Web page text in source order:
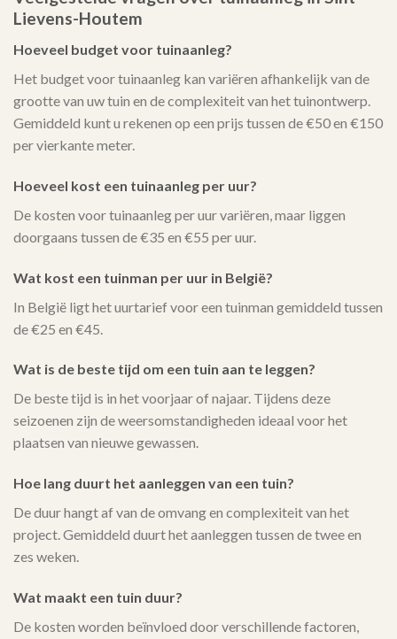
Lievens-Houtem
Hoeveel budget voor tuinaanleg?
Het budget voor tuinaanleg kan variëren afhankelijk van de
grootte van uw tuin en de complexiteit van het tuinontwerp.
Gemiddeld kunt u rekenen op een prijs tussen de €50 en €150
per vierkante meter.
Hoeveel kost een tuinaanleg per uur?
De kosten voor tuinaanleg per uur variëren, maar liggen
doorgaans tussen de €35 en €55 per uur.
Wat kost een tuinman per uur in België?
In België ligt het uurtarief voor een tuinman gemiddeld tussen
de €25 en €45.
Wat is de beste tijd om een tuin aan te leggen?
De beste tijd is in het voorjaar of najaar. Tijdens deze
seizoenen zijn de weersomstandigheden ideaal voor het
plaatsen van nieuwe gewassen.
Hoe lang duurt het aanleggen van een tuin?
De duur hangt af van de omvang en complexiteit van het
project. Gemiddeld duurt het aanleggen tussen de twee en
zes weken.
Wat maakt een tuin duur?
De kosten worden beïnvloed door verschillende factoren,